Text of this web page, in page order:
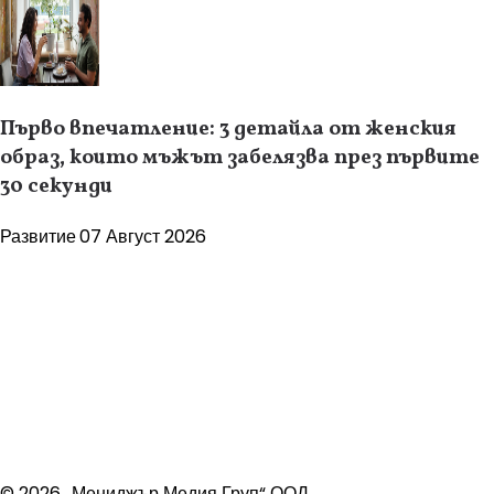
Първо впечатление: 3 детайла от женския
образ, които мъжът забелязва през първите
30 секунди
Развитие07 Август 2026